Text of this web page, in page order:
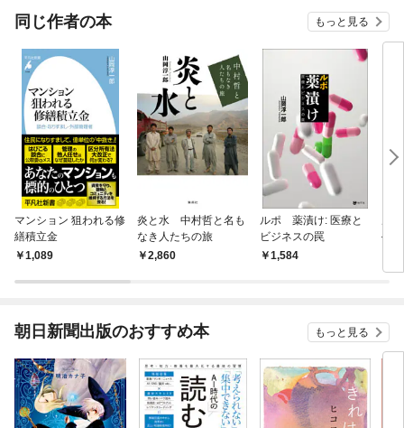
同じ作者の本 もっと見る
マンション 狙われる修
繕積立金
1,089
炎と水 中村哲と名も
なき人たちの旅
2,860
ルポ 薬漬け: 医療と
ビジネスの罠
1,584
──
朝日新聞出版のおすすめ本 もっと見る